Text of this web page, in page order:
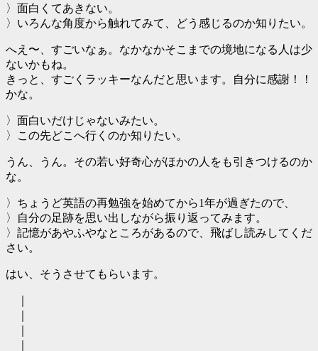
〉面白くてあきない。
〉いろんな角度から触れてみて、どう感じるのか知りたい。
へえ〜、すごいなぁ。なかなかそこまでの境地になる人は少
ないかもね。
きっと、すごくラッキーなんだと思います。自分に感謝！！
かな。
〉面白いだけじゃないみたい。
〉この先どこへ行くのか知りたい。
うん、うん。その若い好奇心がほかの人をも引きつけるのか
な。
〉ちょうど英語の再勉強を始めてから1年が過ぎたので、
〉自分の足跡を思い出しながら振り返ってみます。
〉記憶があやふやなところがあるので、飛ばし読みしてくだ
さい。
はい、そうさせてもらいます。